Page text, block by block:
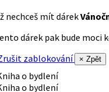
nechceš mít dárek
dárek pak bude moci
zablokování
× Zpět